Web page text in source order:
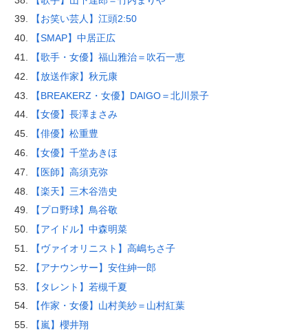
【お笑い芸人】江頭2:50
【SMAP】中居正広
【歌手・女優】福山雅治＝吹石一恵
【放送作家】秋元康
【BREAKERZ・女優】DAIGO＝北川景子
【女優】長澤まさみ
【俳優】松重豊
【女優】千堂あきほ
【医師】高須克弥
【楽天】三木谷浩史
【プロ野球】鳥谷敬
【アイドル】中森明菜
【ヴァイオリニスト】高嶋ちさ子
【アナウンサー】安住紳一郎
【タレント】若槻千夏
【作家・女優】山村美紗＝山村紅葉
【嵐】櫻井翔